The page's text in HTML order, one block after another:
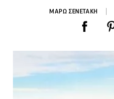
ΜΑΡΩ ΣΕΝΕΤΑΚΗ